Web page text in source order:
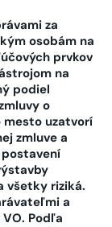
za
osobám na
prvkov
na
podiel
o
mesto uzatvorí
zmluve a
postavení
všetky riziká.
a
Podľa